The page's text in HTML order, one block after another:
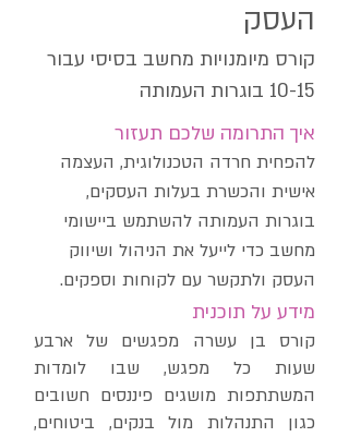
העסק
קורס מיומנויות מחשב בסיסי עבור
10-15 בוגרות העמותה
איך התרומה שלכם תעזור
להפחית חרדה הטכנולוגית, העצמה
אישית והכשרת בעלות העסקים,
בוגרות העמותה להשתמש ביישומי
מחשב כדי לייעל את הניהול ושיווק
העסק ולתקשר עם לקוחות וספקים.
מידע על תוכנית
קורס בן עשרה מפגשים של ארבע
שעות כל מפגש, שבו לומדות
המשתתפות מושגים פיננסים חשובים
כגון התנהלות מול בנקים, ביטוחים,